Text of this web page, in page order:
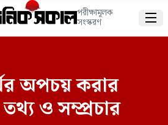
পরীক্ষামূলক
সংস্করণ 
অপচয় করার
ও সম্প্রচার